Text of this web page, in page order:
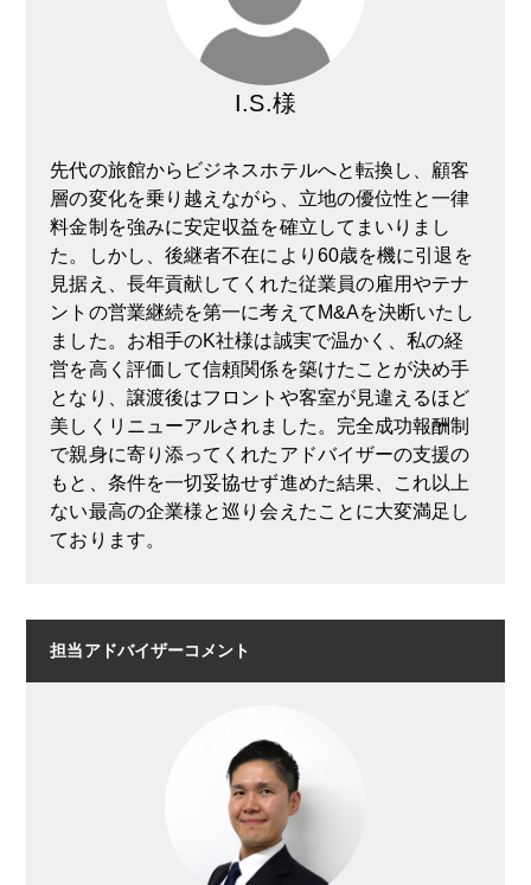
I.S.様
先代の旅館からビジネスホテルへと転換し、顧客
層の変化を乗り越えながら、立地の優位性と一律
料金制を強みに安定収益を確立してまいりまし
た。しかし、後継者不在により60歳を機に引退を
見据え、長年貢献してくれた従業員の雇用やテナ
ントの営業継続を第一に考えてM&Aを決断いたし
ました。お相手のK社様は誠実で温かく、私の経
営を高く評価して信頼関係を築けたことが決め手
となり、譲渡後はフロントや客室が見違えるほど
美しくリニューアルされました。完全成功報酬制
で親身に寄り添ってくれたアドバイザーの支援の
もと、条件を一切妥協せず進めた結果、これ以上
ない最高の企業様と巡り会えたことに大変満足し
ております。
担当アドバイザーコメント